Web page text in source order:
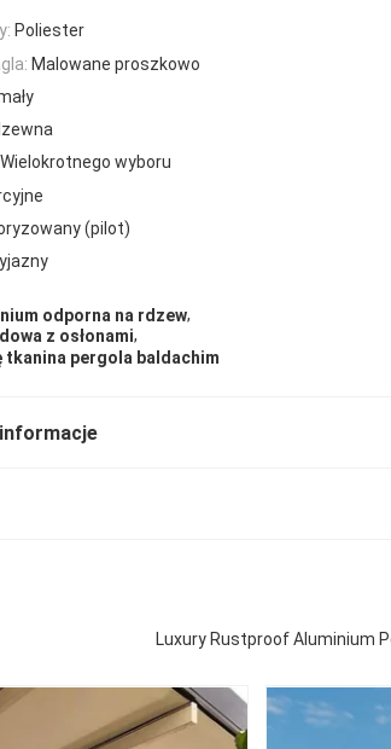
Poliester
Malowane proszkowo
Wielokrotnego wyboru
(pilot)
odporna na rdzew,
z osłonami,
tkanina pergola baldachim
Luxury Rustproof Aluminium